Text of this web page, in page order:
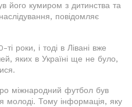
його кумиром з дитинства та
повідомляє
роки, і тоді в Лівані вже
яких в Україні ще не було,
міжнародний футбол був
Тому інформація, яку